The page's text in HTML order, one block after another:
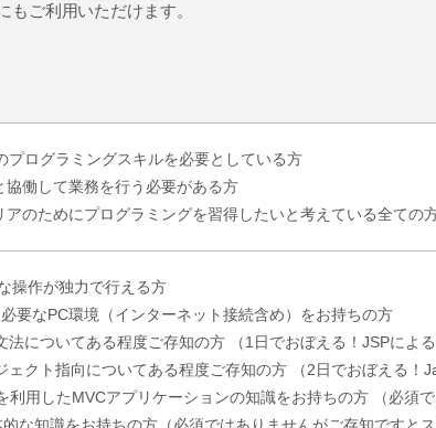
もご利用いただけます。
プログラミングスキルを必要としている方
協働して業務を行う必要がある方
アのためにプログラミングを習得したいと考えている全ての
操作が独力で行える方
必要なPC環境（インターネット接続含め）をお持ちの方
法についてある程度ご存知の方 （1日でおぼえる！JSPによ
ェクト指向についてある程度ご存知の方 （2日でおぼえる！
利用したMVCアプリケーションの知識をお持ちの方 （必須